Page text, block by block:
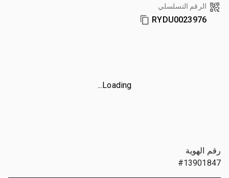
الرقم التسلسلي
RYDU0023976
Loading...
رقم الهوية
#13901847